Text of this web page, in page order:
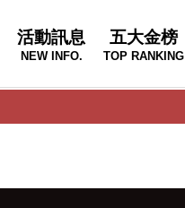
活動訊息
NEW INFO.
五大金榜
TOP RANKING